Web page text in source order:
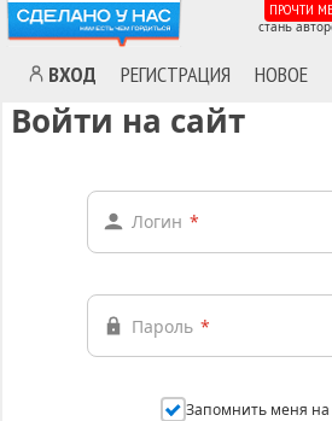
ВХОД РЕГИСТРАЦИЯ НОВОЕ
ПРОЧТИ
стань
Войти на сайт
Логин *
Пароль *
Запомнить меня на